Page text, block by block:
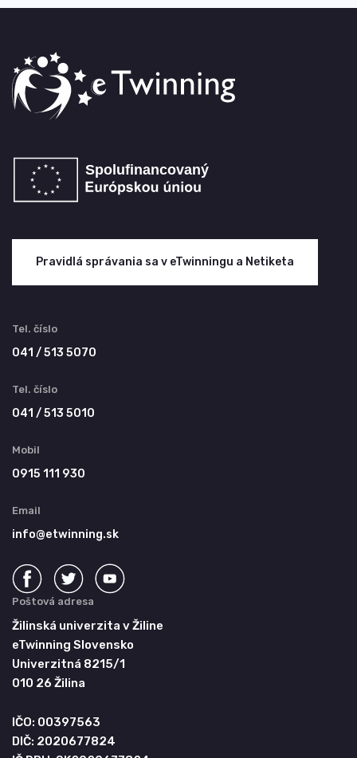
Pravidlá správania sa v eTwinningu a Netiketa
Tel. číslo
041 / 513 5070
Tel. číslo
041 / 513 5010
Mobil
0915 111 930
Email
info@etwinning.sk
Poštová adresa
Žilinská univerzita v Žiline
eTwinning Slovensko
Univerzitná 8215/1
010 26 Žilina
IČO: 00397563
DIČ: 2020677824